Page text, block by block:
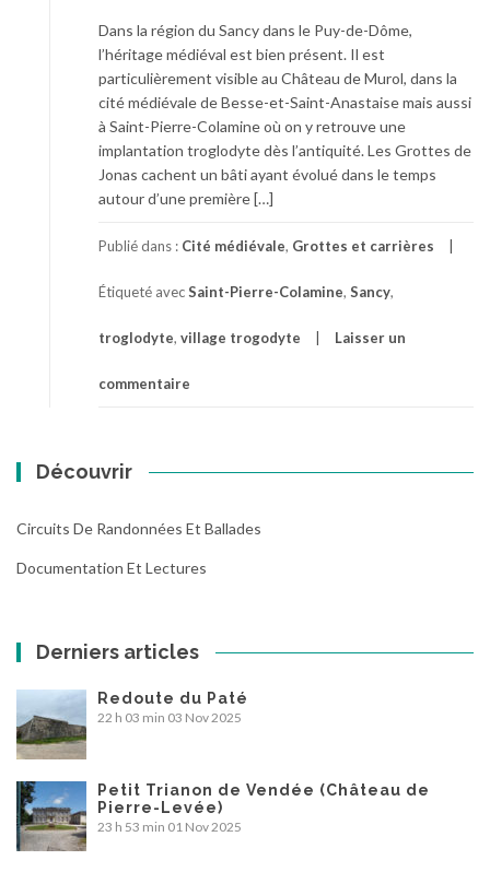
Dans la région du Sancy dans le Puy-de-Dôme,
l’héritage médiéval est bien présent. Il est
particulièrement visible au Château de Murol, dans la
cité médiévale de Besse-et-Saint-Anastaise mais aussi
à Saint-Pierre-Colamine où on y retrouve une
implantation troglodyte dès l’antiquité. Les Grottes de
Jonas cachent un bâti ayant évolué dans le temps
autour d’une première […]
Publié dans : Cité médiévale, Grottes et carrières
Étiqueté avecSaint-Pierre-Colamine, Sancy,
troglodyte, village trogodyte Laisser un
commentaire
Découvrir
Circuits De Randonnées Et Ballades
Documentation Et Lectures
Derniers articles
Redoute du Paté
22 h 03 min 03 Nov 2025
Petit Trianon de Vendée (Château de
Pierre-Levée)
23 h 53 min 01 Nov 2025